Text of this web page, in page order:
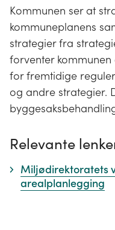
Kommunen ser at
kommuneplanens
strategier fra
forventer
for fremtidige
og andre strategier.
Relevante
Miljødirektoratets
arealplanlegging